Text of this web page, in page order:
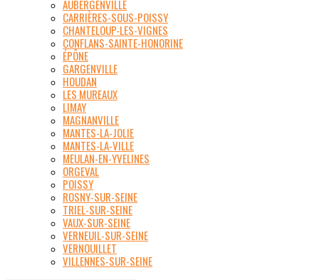
AUBERGENVILLE
CARRIÈRES-SOUS-POISSY
CHANTELOUP-LES-VIGNES
CONFLANS-SAINTE-HONORINE
ÉPÔNE
GARGENVILLE
HOUDAN
LES MUREAUX
LIMAY
MAGNANVILLE
MANTES-LA-JOLIE
MANTES-LA-VILLE
MEULAN-EN-YVELINES
ORGEVAL
POISSY
ROSNY-SUR-SEINE
TRIEL-SUR-SEINE
VAUX-SUR-SEINE
VERNEUIL-SUR-SEINE
VERNOUILLET
VILLENNES-SUR-SEINE